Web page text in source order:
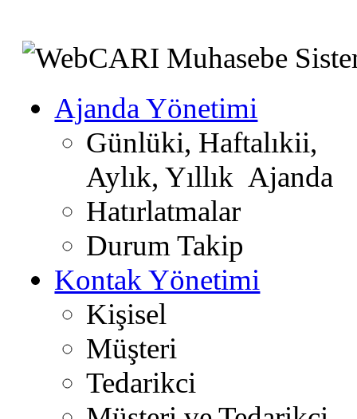
Ajanda Yönetimi
Günlüki, Haftalıkii,
Aylık, Yıllık Ajanda
Hatırlatmalar
Durum Takip
Kontak Yönetimi
Kişisel
Müşteri
Tedarikci